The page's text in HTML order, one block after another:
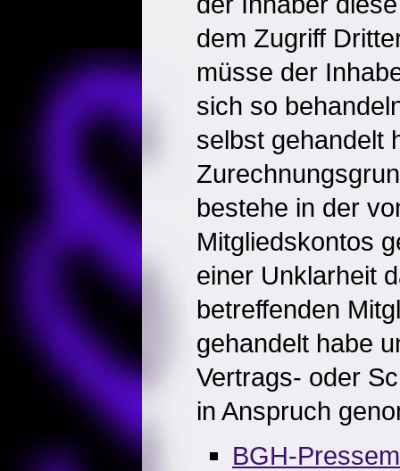
dem Zugriff
müsse der
sich so
selbst gehandelt
bestehe in der
Mitgliedskontos
einer Unklarheit
betreffenden
gehandelt habe
Vertrags- oder
in Anspruch
BGH-